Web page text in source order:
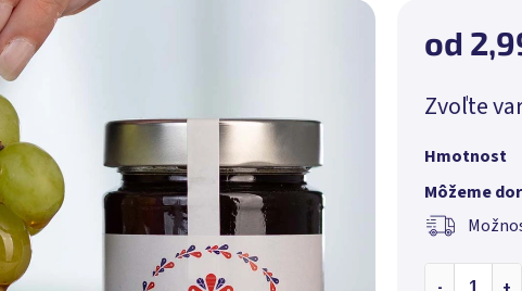
od
cena:
Zvoľte
Hmotnost
Môžeme